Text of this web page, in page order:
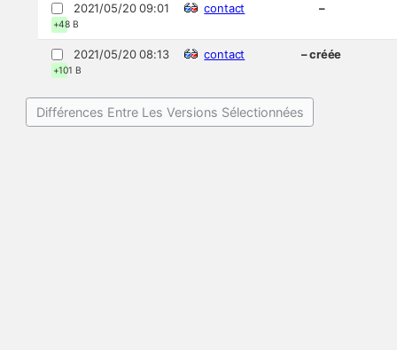
2021/05/20 09:01 contact –
+48 B
2021/05/20 08:13 contact – créée
+101 B
Différences Entre Les Versions Sélectionnées